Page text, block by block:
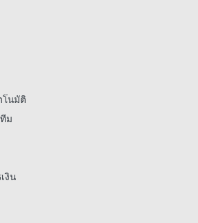
โนมัติ
ม
งิน